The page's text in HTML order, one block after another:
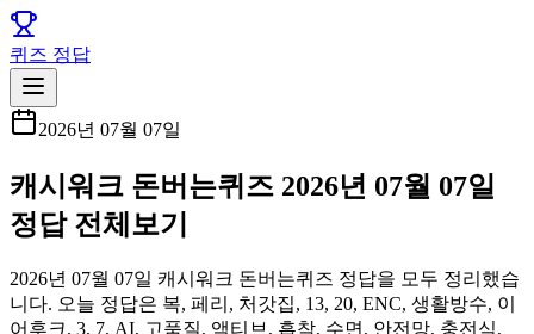
퀴즈 정답
2026년 07월 07일
캐시워크 돈버는퀴즈 2026년 07월 07일
정답 전체보기
2026년 07월 07일 캐시워크 돈버는퀴즈 정답을 모두 정리했습
니다. 오늘 정답은 복, 페리, 처갓집, 13, 20, ENC, 생활방수, 이
어후크, 3, 7, AI, 고품질, 액티브, 흡착, 수면, 안전망, 충전식,